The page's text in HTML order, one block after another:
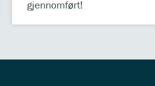
gjennomført!